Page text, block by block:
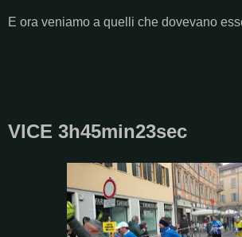
E ora veniamo a quelli che dovevano
VICE 3h45min23sec